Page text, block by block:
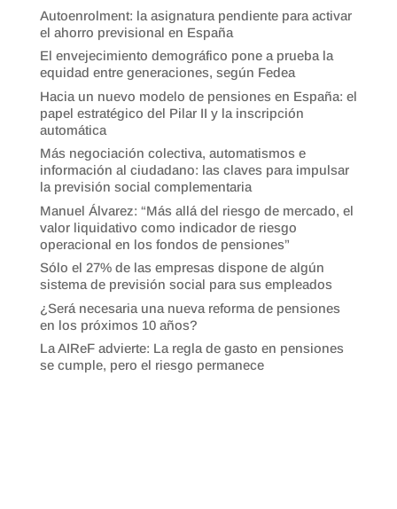
Autoenrolment: la asignatura pendiente para activar
el ahorro previsional en España
El envejecimiento demográfico pone a prueba la
equidad entre generaciones, según Fedea
Hacia un nuevo modelo de pensiones en España: el
papel estratégico del Pilar II y la inscripción
automática
Más negociación colectiva, automatismos e
información al ciudadano: las claves para impulsar
la previsión social complementaria
Manuel Álvarez: “Más allá del riesgo de mercado, el
valor liquidativo como indicador de riesgo
operacional en los fondos de pensiones”
Sólo el 27% de las empresas dispone de algún
sistema de previsión social para sus empleados
¿Será necesaria una nueva reforma de pensiones
en los próximos 10 años?
La AIReF advierte: La regla de gasto en pensiones
se cumple, pero el riesgo permanece